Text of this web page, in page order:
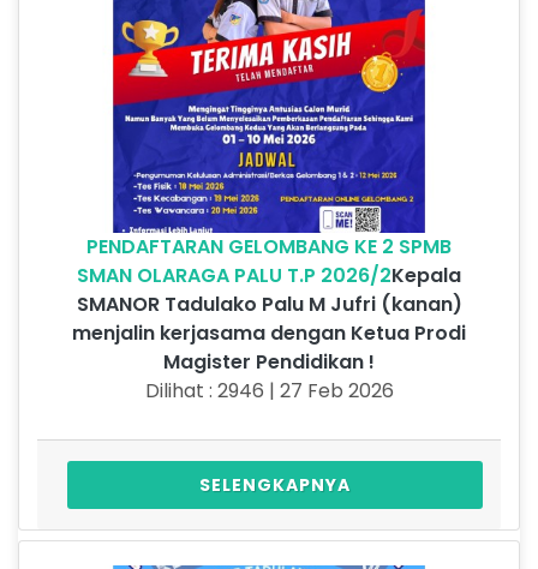
PENDAFTARAN GELOMBANG KE 2 SPMB
SMAN OLARAGA PALU T.P 2026/2Kepala
SMANOR Tadulako Palu M Jufri (kanan)
menjalin kerjasama dengan Ketua Prodi
Magister Pendidikan !
Dilihat : 2946 | 27 Feb 2026
SELENGKAPNYA